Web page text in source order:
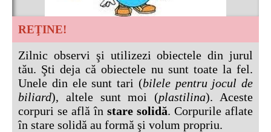
REŢINE!
Zilnic observi şi utilizezi obiectele din jurul
tău. Şti deja că obiectele nu sunt toate la fel.
Unele din ele sunt tari (bilele pentru jocul de
biliard), altele sunt moi (plastilina). Aceste
corpuri se află în stare solidă. Corpurile aflate
în stare solidă au formă şi volum propriu.